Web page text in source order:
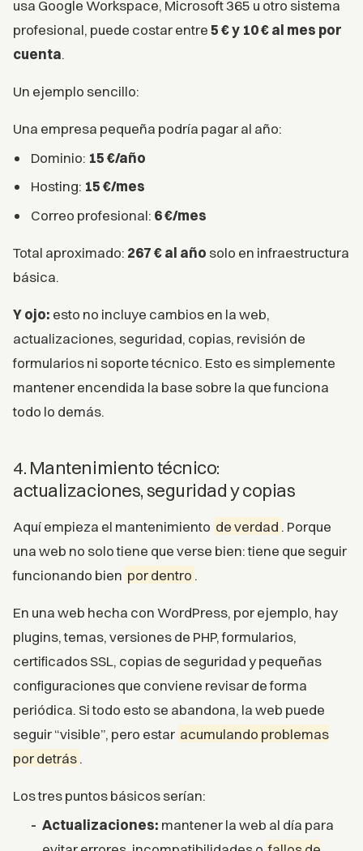
usa Google Workspace, Microsoft 365 u otro sistema
profesional, puede costar entre5 € y 10 € al mes por
cuenta.
Un ejemplo sencillo:
Una empresa pequeña podría pagar al año:
Dominio: 15 €/año
Hosting: 15 €/mes
Correo profesional: 6 €/mes
Total aproximado: 267 € al año solo en infraestructura
básica.
Y ojo: esto no incluye cambios en la web,
actualizaciones, seguridad, copias, revisión de
formularios ni soporte técnico. Esto es simplemente
mantener encendida la base sobre la que funciona
todo lo demás.
4. Mantenimiento técnico:
actualizaciones, seguridad y copias
Aquí empieza el mantenimiento de verdad . Porque
una web no solo tiene que verse bien: tiene que seguir
funcionando bien por dentro .
En una web hecha con WordPress, por ejemplo, hay
plugins, temas, versiones de PHP, formularios,
certificados SSL, copias de seguridad y pequeñas
configuraciones que conviene revisar de forma
periódica. Si todo esto se abandona, la web puede
seguir “visible”, pero estar acumulando problemas
por detrás.
Los tres puntos básicos serían:
Actualizaciones: mantener la web al día para